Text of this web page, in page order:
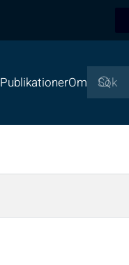
PublikationerOm